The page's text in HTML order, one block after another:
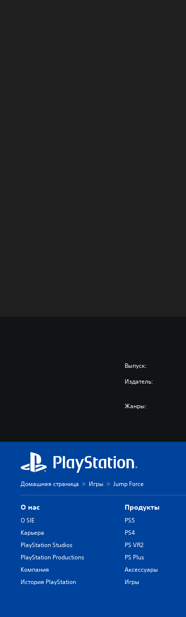
Выпуск:
Издатель:
Жанры:
Домашняя страница Игры Jump Force
О нас
О SIE
Карьера
PlayStation Studios
PlayStation Productions
Компания
История PlayStation
Продукты
PS5
PS4
PS VR2
PS Plus
Аксессуары
Игры